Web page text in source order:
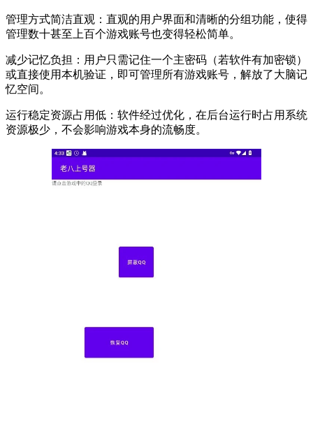
管理方式简洁直观：直观的用户界面和清晰的分组功能，使得
管理数十甚至上百个游戏账号也变得轻松简单。
减少记忆负担：用户只需记住一个主密码（若软件有加密锁）
或直接使用本机验证，即可管理所有游戏账号，解放了大脑记
忆空间。
运行稳定资源占用低：软件经过优化，在后台运行时占用系统
资源极少，不会影响游戏本身的流畅度。